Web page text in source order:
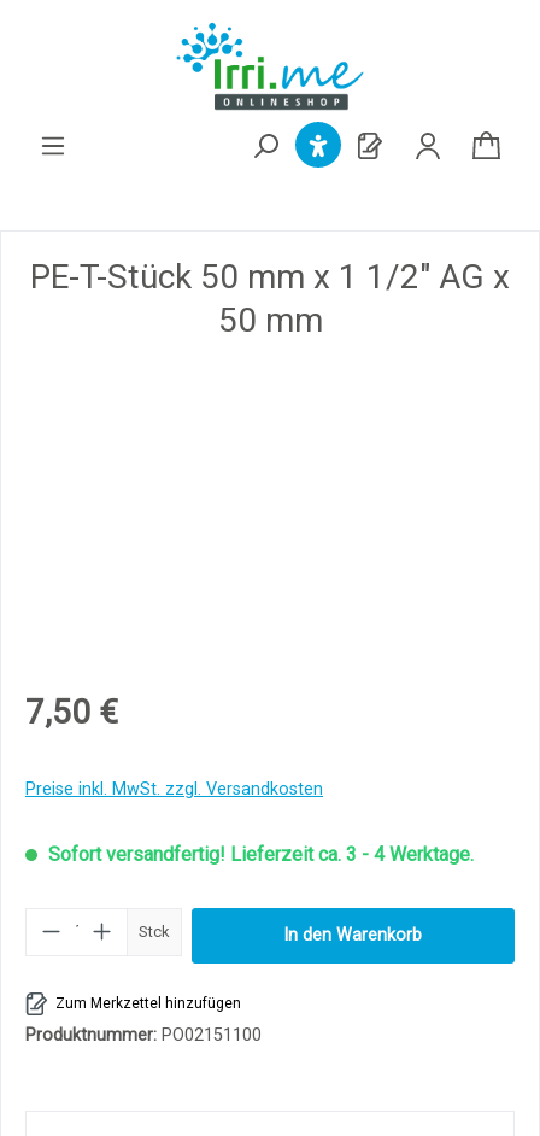
PE-T-Stück 50 mm x 1 1/2" AG x
50 mm
7,50 €
Preise inkl. MwSt. zzgl. Versandkosten
Sofort versandfertig! Lieferzeit ca. 3 - 4 Werktage.
Produkt Anzahl: Gib den gewünschten
Stck In den Warenkorb
Zum Merkzettel hinzufügen
Produktnummer: PO02151100